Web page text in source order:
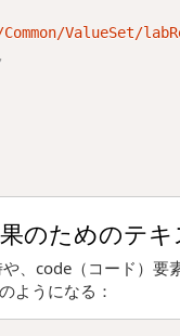
ValueSet/
,
のためのテ
、code（コード）
ようになる：